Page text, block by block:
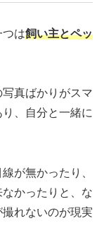
つは飼い主とペッ
真ばかりがスマ
、自分と一緒に
が無かったり、
かったりと、な
れないのが現実